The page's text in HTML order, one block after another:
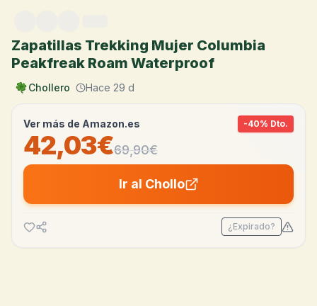
Zapatillas Trekking Mujer Columbia
Peakfreak Roam Waterproof
Chollero Hace 29 d
Ver más de Amazon.es -40% Dto.
42,03€69,90€
Ir al Chollo
¿Expirado?